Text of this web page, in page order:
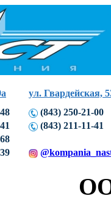
ул. Гвардейская,
(843) 250-21-00
(843) 211-11-41